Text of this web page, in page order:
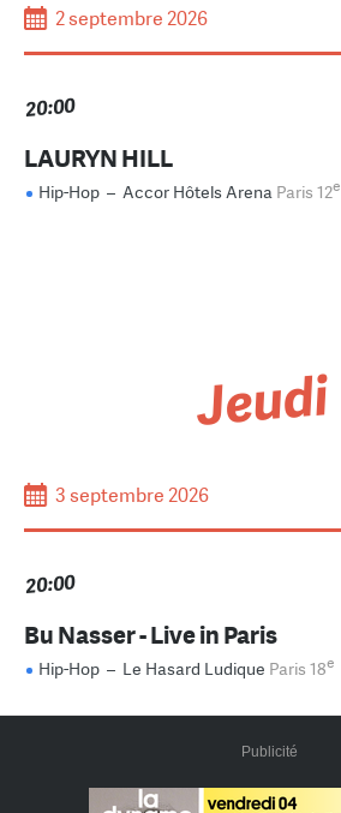
2 septembre 2026
20:00
LAURYN HILL
Hip-Hop – Accor Hôtels Arena Paris 12e
Jeudi
3 septembre 2026
20:00
Bu Nasser - Live in Paris
Hip-Hop – Le Hasard Ludique Paris 18e
Publicité